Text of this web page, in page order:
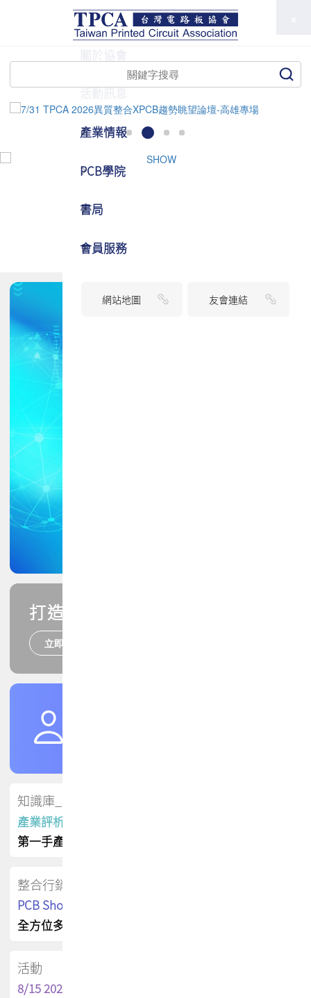
打造您的PCB專業技能
立即報名
知識庫_會員專屬
產業評析報告
第一手產業資訊
整合行銷
PCB Shop 採購指南
全方位多元曝光方案
活動
8/15 2026 TPCA健康盃保齡球聯誼賽
TPCA
活動訊息
產業情報
PCB學院
書局
會員服務
網站地圖 友會連結